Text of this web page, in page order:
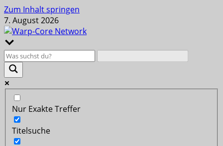
Zum Inhalt springen
7. August 2026
Nur Exakte Treffer
Titelsuche